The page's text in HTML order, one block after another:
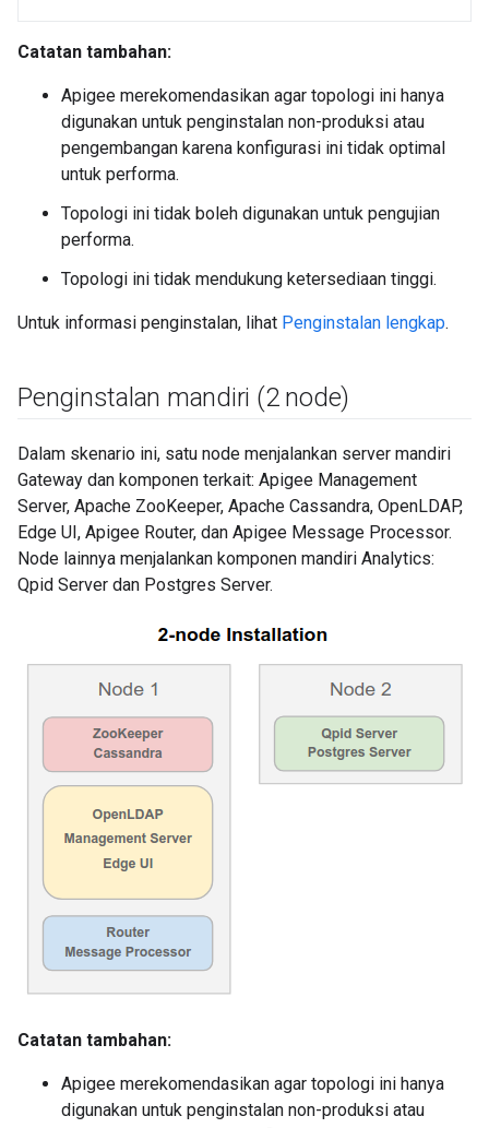
Catatan tambahan:
Apigee merekomendasikan agar topologi ini hanya
digunakan untuk penginstalan non-produksi atau
pengembangan karena konfigurasi ini tidak optimal
untuk performa.
Topologi ini tidak boleh digunakan untuk pengujian
performa.
Topologi ini tidak mendukung ketersediaan tinggi.
Untuk informasi penginstalan, lihat Penginstalan lengkap.
Penginstalan mandiri (2 node)
Dalam skenario ini, satu node menjalankan server mandiri
Gateway dan komponen terkait: Apigee Management
Server, Apache ZooKeeper, Apache Cassandra, OpenLDAP,
Edge UI, Apigee Router, dan Apigee Message Processor.
Node lainnya menjalankan komponen mandiri Analytics:
Qpid Server dan Postgres Server.
Catatan tambahan:
Apigee merekomendasikan agar topologi ini hanya
digunakan untuk penginstalan non-produksi atau